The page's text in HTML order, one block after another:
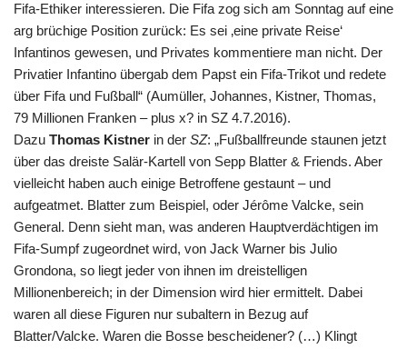
Fifa-Ethiker interessieren. Die Fifa zog sich am Sonntag auf eine
arg brüchige Position zurück: Es sei ‚eine private Reise‘
Infantinos gewesen, und Privates kommentiere man nicht. Der
Privatier Infantino übergab dem Papst ein Fifa-Trikot und redete
über Fifa und Fußball“ (Aumüller, Johannes, Kistner, Thomas,
79 Millionen Franken – plus x? in SZ 4.7.2016).
Dazu Thomas Kistner in der SZ: „Fußballfreunde staunen jetzt
über das dreiste Salär-Kartell von Sepp Blatter & Friends. Aber
vielleicht haben auch einige Betroffene gestaunt – und
aufgeatmet. Blatter zum Beispiel, oder Jérôme Valcke, sein
General. Denn sieht man, was anderen Hauptverdächtigen im
Fifa-Sumpf zugeordnet wird, von Jack Warner bis Julio
Grondona, so liegt jeder von ihnen im dreistelligen
Millionenbereich; in der Dimension wird hier ermittelt. Dabei
waren all diese Figuren nur subaltern in Bezug auf
Blatter/Valcke. Waren die Bosse bescheidener? (…) Klingt